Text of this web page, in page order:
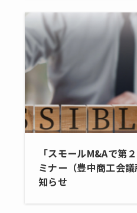
「スモールM&Aで第
ミナー（豊中商工会
知らせ